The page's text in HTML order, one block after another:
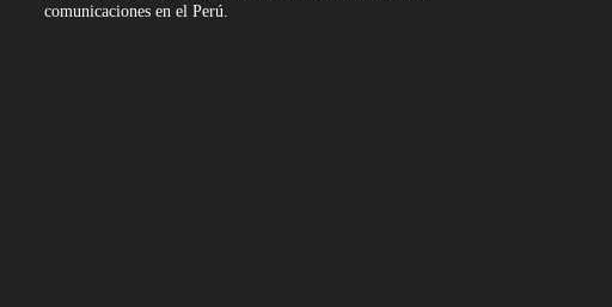
comunicaciones en el Perú.